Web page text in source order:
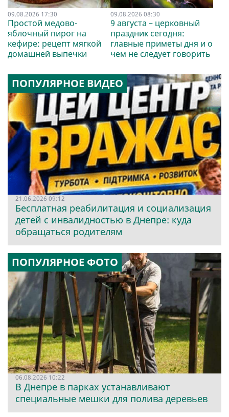
09.08.2026 17:30
Простой медово-
яблочный пирог на
кефире: рецепт мягкой
домашней выпечки
09.08.2026 08:30
9 августа – церковный
праздник сегодня:
главные приметы дня и о
чем не следует говорить
ПОПУЛЯРНОЕ ВИДЕО
21.06.2026 09:12
Бесплатная реабилитация и социализация
детей с инвалидностью в Днепре: куда
обращаться родителям
ПОПУЛЯРНОЕ ФОТО
06.08.2026 10:22
В Днепре в парках устанавливают
специальные мешки для полива деревьев